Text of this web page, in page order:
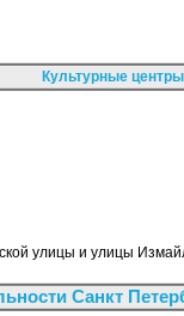
Культурные
улицы и улицы
Санкт